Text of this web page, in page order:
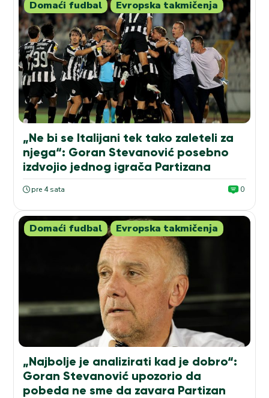
Domaći fudbal Evropska takmičenja
„Ne bi se Italijani tek tako zaleteli za
njega“: Goran Stevanović posebno
izdvojio jednog igrača Partizana
pre 4 sata 0
Domaći fudbal Evropska takmičenja
„Najbolje je analizirati kad je dobro“:
Goran Stevanović upozorio da
pobeda ne sme da zavara Partizan